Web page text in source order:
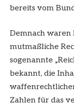
bereits vom
Demnach waren
mutmaßliche
sogenannte
bekannt, die
Zahlen für das